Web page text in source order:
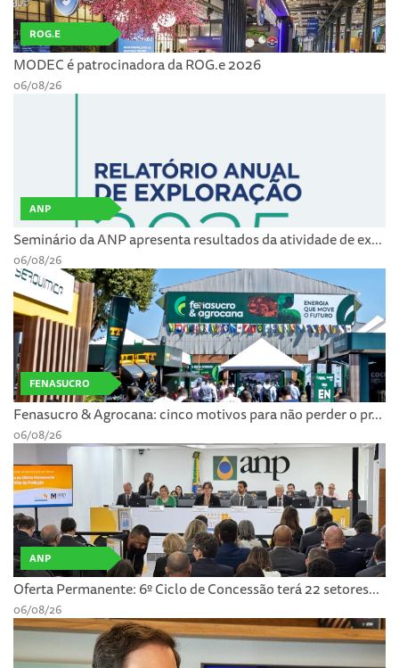
ROG.E
MODEC é patrocinadora da ROG.e 2026
06/08/26
ANP
Seminário da ANP apresenta resultados da atividade de ex...
06/08/26
FENASUCRO
Fenasucro & Agrocana: cinco motivos para não perder o pr...
06/08/26
ANP
Oferta Permanente: 6º Ciclo de Concessão terá 22 setores...
06/08/26